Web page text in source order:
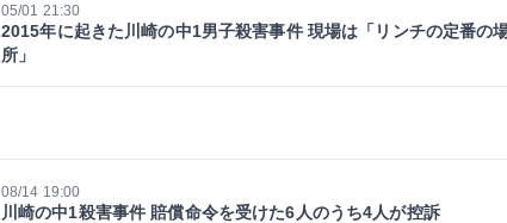
05/01 21:30
2015年に起きた川崎の中1男子殺害事件 現場は「リンチの定番の
所」
08/14 19:00
川崎の中1殺害事件 賠償命令を受けた6人のうち4人が控訴